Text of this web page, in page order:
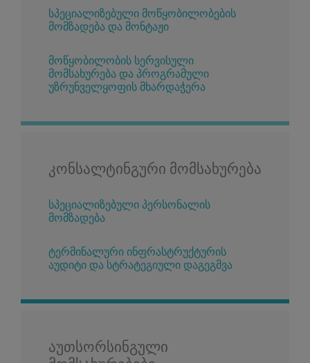
სპეციალიზებული მოწყობილობების
მომზადება და მონტაჟი
მოწყობილობის სერვისული
მომსახურება და პროგრამული
უზრუნველყოფის მხარდაჭერა
კონსალტინგური მომსახურება
სპეციალიზებული პერსონალის
მომზადება
ტერმინალური ინფრასტრუქტურის
აუდიტი და სტრატეგიული დაგეგმვა
აუთსორსინგული